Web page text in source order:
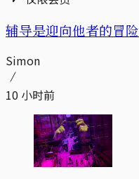
辅导是迎向他者的冒
Simon
10 小时前